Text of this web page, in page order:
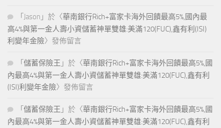
「 Jason 」於〈華南銀行Rich+富家卡海外回饋最高5%,國內最
高4%與第一金人壽小資儲蓄神單雙雄:美滿120(FUC),鑫有利(ISI)
利變年金險〉發佈留言
「 儲蓄保險王 」於〈華南銀行Rich+富家卡海外回饋最高5%,國
內最高4%與第一金人壽小資儲蓄神單雙雄:美滿120(FUC),鑫有利
(ISI)利變年金險〉發佈留言
「 儲蓄保險王 」於〈華南銀行Rich+富家卡海外回饋最高5%,國
內最高4%與第一金人壽小資儲蓄神單雙雄:美滿120(FUC),鑫有利